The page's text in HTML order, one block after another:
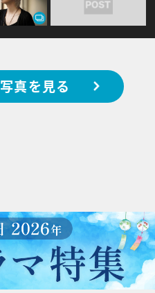
真を見る